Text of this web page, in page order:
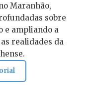
Maranhão,
sobre
e ampliando a
realidades da